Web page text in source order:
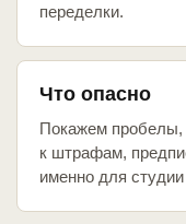
переделки.
Что опасно
Покажем пробелы,
к штрафам,
именно для